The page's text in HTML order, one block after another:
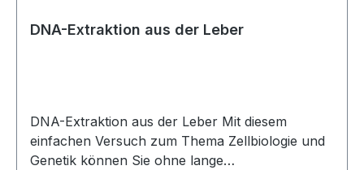
DNA-Extraktion aus der Leber
DNA-Extraktion aus der Leber Mit diesem
einfachen Versuch zum Thema Zellbiologie und
Genetik können Sie ohne lange